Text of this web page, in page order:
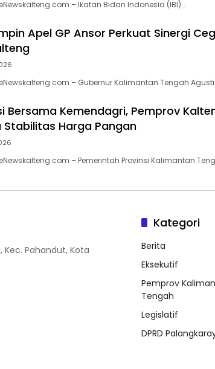
eNewskalteng.com – Ikatan Bidan Indonesia (IBI)…
Apel GP Ansor Perkuat Sinergi
eNewskalteng.com – Gubernur Kalimantan Tengah
Bersama Kemendagri, Pemprov
Stabilitas Harga Pangan
eNewskalteng.com – Pemerintah Provinsi Kalimantan
Kec. Pahandut, Kota
Kategori
Berita
Eksekutif
Pemprov
Tengah
Legislatif
DPRD